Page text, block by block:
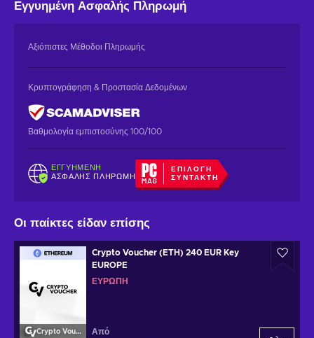
Εγγυημένη Ασφαλής Πληρωμή
Αξιόπιστες Μέθοδοι Πληρωμής
Κρυπτογράφηση & Προστασία Δεδομένων
Βαθμολογία εμπιστοσύνης 100/100
ΕΓΓΥΗΜΈΝΗ
ΑΣΦΑΛΉΣ ΠΛΗΡΩΜΉ
ΕΠΙΛΟΓΉ
ΣΥΝΤΆΚΤΗ
Οι παίκτες είδαν επίσης
Crypto Voucher
Crypto Voucher (ETH) 240 EUR Key
EUROPE
ΕΥΡΏΠΗ
Από